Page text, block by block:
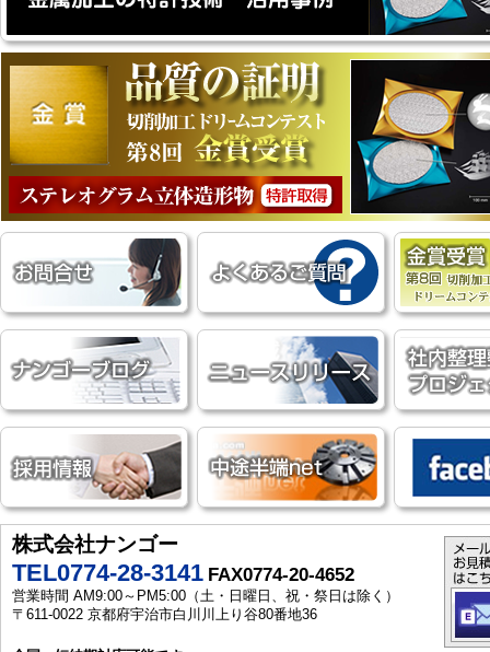
株式会社ナンゴー
TEL0774-28-3141 FAX0774-20-4652
営業時間 AM9:00～PM5:00（土・日曜日、祝・祭日は除く）
〒611-0022 京都府宇治市白川川上り谷80番地36